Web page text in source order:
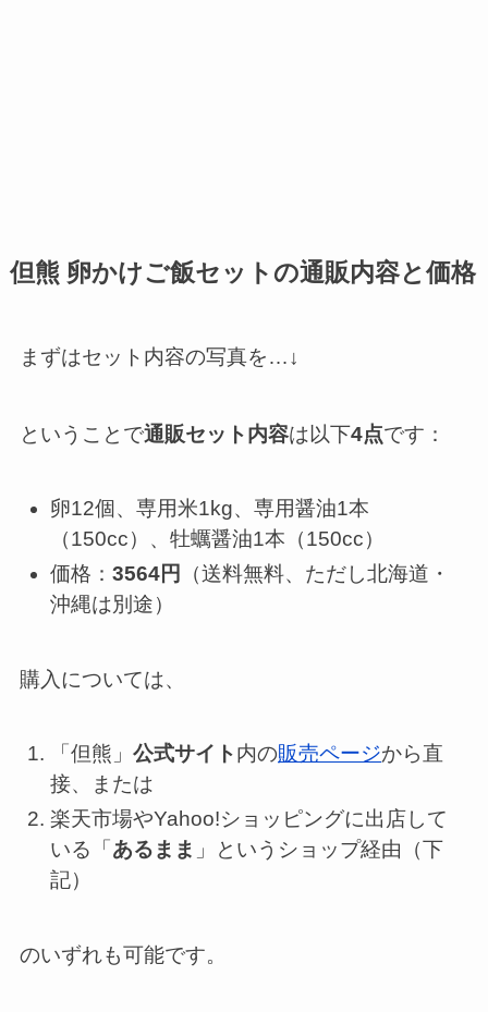
但熊 卵かけご飯セットの通販内容と価格
まずはセット内容の写真を…↓
ということで通販セット内容は以下4点です：
卵12個、専用米1kg、専用醤油1本
（150cc）、牡蠣醤油1本（150cc）
価格：3564円
（送料無料、ただし北海道・
沖縄は別途）
購入については、
「但熊」公式サイト内の販売ページから直
接、または
楽天市場やYahoo!ショッピングに出店して
いる「 あるまま 」というショップ経由（下
記）
のいずれも可能です。